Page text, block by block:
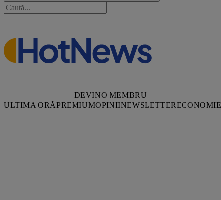
DEVINO MEMBRU
ULTIMA ORĂPREMIUMOPINIINEWSLETTERECONOMIE